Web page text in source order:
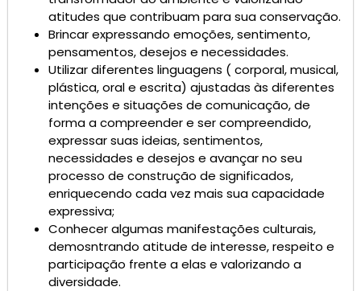
atitudes que contribuam para sua conservação.
Brincar expressando emoções, sentimento,
pensamentos, desejos e necessidades.
Utilizar diferentes linguagens ( corporal, musical,
plástica, oral e escrita) ajustadas às diferentes
intenções e situações de comunicação, de
forma a compreender e ser compreendido,
expressar suas ideias, sentimentos,
necessidades e desejos e avançar no seu
processo de construção de significados,
enriquecendo cada vez mais sua capacidade
expressiva;
Conhecer algumas manifestações culturais,
demosntrando atitude de interesse, respeito e
participação frente a elas e valorizando a
diversidade.